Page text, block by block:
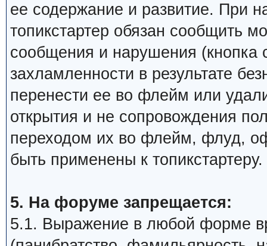
ее содержание и развитие. При
топикстартер обязан сообщить
сообщения и нарушения
захламленности в результате
перенести ее во флейм или
открытия и не сопровождения
переходом их во флейм, флуд,
быть применены к топикстартеру.
5. На форуме запрещается:
5.1. Выражение в любой форме